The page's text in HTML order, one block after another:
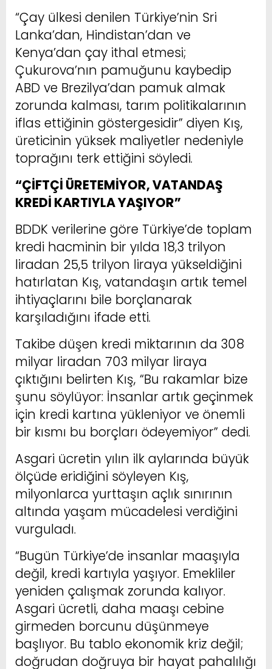
“Çay ülkesi denilen Türkiye’nin Sri
Lanka’dan, Hindistan’dan ve
Kenya’dan çay ithal etmesi;
Çukurova’nın pamuğunu kaybedip
ABD ve Brezilya’dan pamuk almak
zorunda kalması, tarım politikalarının
iflas ettiğinin göstergesidir” diyen Kış,
üreticinin yüksek maliyetler nedeniyle
toprağını terk ettiğini söyledi.
“ÇİFTÇİ ÜRETEMİYOR, VATANDAŞ
KREDİ KARTIYLA YAŞIYOR”
BDDK verilerine göre Türkiye’de toplam
kredi hacminin bir yılda 18,3 trilyon
liradan 25,5 trilyon liraya yükseldiğini
hatırlatan Kış, vatandaşın artık temel
ihtiyaçlarını bile borçlanarak
karşıladığını ifade etti.
Takibe düşen kredi miktarının da 308
milyar liradan 703 milyar liraya
çıktığını belirten Kış, “Bu rakamlar bize
şunu söylüyor: İnsanlar artık geçinmek
için kredi kartına yükleniyor ve önemli
bir kısmı bu borçları ödeyemiyor” dedi.
Asgari ücretin yılın ilk aylarında büyük
ölçüde eridiğini söyleyen Kış,
milyonlarca yurttaşın açlık sınırının
altında yaşam mücadelesi verdiğini
vurguladı.
“Bugün Türkiye’de insanlar maaşıyla
değil, kredi kartıyla yaşıyor. Emekliler
yeniden çalışmak zorunda kalıyor.
Asgari ücretli, daha maaşı cebine
girmeden borcunu düşünmeye
başlıyor. Bu tablo ekonomik kriz değil;
doğrudan doğruya bir hayat pahalılığı